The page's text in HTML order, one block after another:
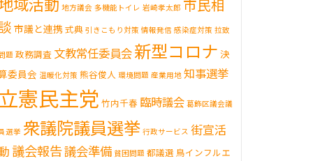
域活動 地方議会 多機能トイレ 岩崎孝太郎 市民相
市議と連携 式典 引きこもり対策 情報発信 感染症対策 拉致
題 政務調査 文教常任委員会 新型コロナ 決
委員会 温暖化対策 熊谷俊人 環境問題 産業用地 知事選挙
憲民主党 竹内千春 臨時議会 葛飾区議会議
選挙 衆議院議員選挙 行政サービス 街宣活
議会報告議会準備 貧困問題 都議選 鳥インフルエ